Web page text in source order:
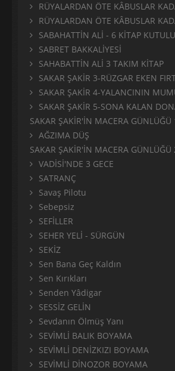
RÜYALARDAN ÖTE KÂBUSLAR
RÜYALARDAN ÖTE KÂBUSLAR
SABAHATTİN ALİ - 6 KİTAP
SABRET BAKKALİYESİ
SAHABATTİN ALİ 3 TAKIM KİTAP
SAKAR ŞAKİR 3-RÜZGAR EKEN
SAKAR ŞAKİR 4-YALANCININ
SAKAR ŞAKİR 5-SONA KALAN
SAKAR ŞAKİR'İN MACERA GÜNLÜĞÜ
AĞZIMA DÜŞ
SAKAR ŞAKİR'İN MACERA GÜNLÜĞÜ
VADİSİ'NDE 3 GECE
SATRANÇ
Savaş Pilotu
Sebepsiz
SEFİLLER
SEHER YELİ - SÜRGÜN
SEKİZ
Sen Bana Geç Kaldın
Sen Kırıkları
Senden Yâdigar
SESSİZ GELİN
Sevdanın Ölmüş Yanı
SEVİMLİ BALIK BOYAMA
SEVİMLİ DENİZKIZI BOYAMA
SEVİMLİ DİNOZOR BOYAMA